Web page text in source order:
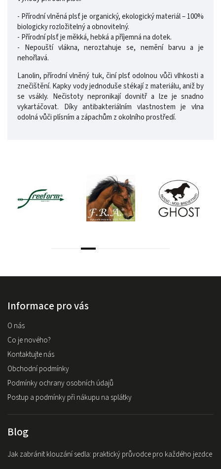
- Přírodní vlněná plsť je organický, ekologický materiál – 100%
biologicky rozložitelný a obnovitelný.
- Přírodní plsť je měkká, hebká a příjemná na dotek.
- Nepouští vlákna, neroztahuje se, nemění barvu a je
nehořlavá.
Lanolin, přírodní vlněný tuk, činí plsť odolnou vůči vlhkosti a
znečištění. Kapky vody jednoduše stékají z materiálu, aniž by
se vsákly. Nečistoty nepronikají dovnitř a lze je snadno
vykartáčovat. Díky antibakteriálním vlastnostem je vlna
odolná vůči plísním a zápachům z okolního prostředí.
Informace pro vás
O nás
Co je nového?
Kontaktujte nás
Obchodní podmínky
Podmínky ochrany osobních údajů
Postup a podmínky při nákupu na splátky
Blog
Jak zabránit klouzání sedla: praktický průvodce pro každého jezdce